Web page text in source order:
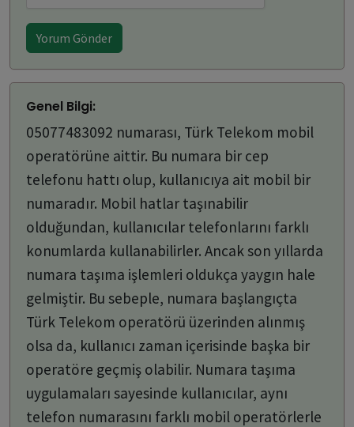
Yorum Gönder
Genel Bilgi:
05077483092 numarası, Türk Telekom mobil
operatörüne aittir. Bu numara bir cep
telefonu hattı olup, kullanıcıya ait mobil bir
numaradır. Mobil hatlar taşınabilir
olduğundan, kullanıcılar telefonlarını farklı
konumlarda kullanabilirler. Ancak son yıllarda
numara taşıma işlemleri oldukça yaygın hale
gelmiştir. Bu sebeple, numara başlangıçta
Türk Telekom operatörü üzerinden alınmış
olsa da, kullanıcı zaman içerisinde başka bir
operatöre geçmiş olabilir. Numara taşıma
uygulamaları sayesinde kullanıcılar, aynı
telefon numarasını farklı mobil operatörlerle